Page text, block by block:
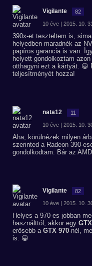
Vigilante 82
10 éve | 2015. 10.
390x-et teszteltem is,
helyedben maradnék az
papíros garancia is van.
helyett gondolkoztam
otthagyni ezt a kártyát. 😃
teljesítményét hozza!
nata12 11
10 éve | 2015. 10.
Aha, körülnézek milyen
szerinted a Radeon 390-
gondolkodtam. Bár az
Vigilante 82
10 éve | 2015. 10.
Helyes a 970-es jobban
használttól, akkor egy
erősebb a GTX 970-nél,
is. 😀